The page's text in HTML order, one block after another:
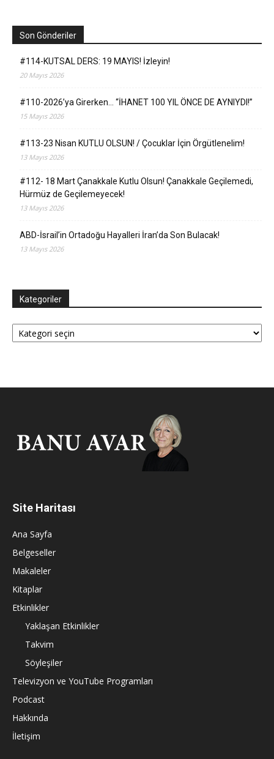
Son Gönderiler
#114-KUTSAL DERS: 19 MAYIS! İzleyin!
20 Mayıs 2026
#110-2026’ya Girerken… “İHANET 100 YIL ÖNCE DE AYNIYDI!”
15 Mayıs 2026
#113-23 Nisan KUTLU OLSUN! / Çocuklar İçin Örgütlenelim!
13 Mayıs 2026
#112- 18 Mart Çanakkale Kutlu Olsun! Çanakkale Geçilemedi,
Hürmüz de Geçilemeyecek!
13 Mayıs 2026
ABD-İsrail’in Ortadoğu Hayalleri İran’da Son Bulacak!
13 Mayıs 2026
Kategoriler
Kategoriler
Site Haritası
Ana Sayfa
Belgeseller
Makaleler
Kitaplar
Etkinlikler
Yaklaşan Etkinlikler
Takvim
Söyleşiler
Televizyon ve YouTube Programları
Podcast
Hakkında
İletişim